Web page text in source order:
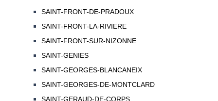
SAINT-FRONT-DE-PRADOUX
SAINT-FRONT-LA-RIVIERE
SAINT-FRONT-SUR-NIZONNE
SAINT-GENIES
SAINT-GEORGES-BLANCANEIX
SAINT-GEORGES-DE-MONTCLARD
SAINT-GERAUD-DE-CORPS